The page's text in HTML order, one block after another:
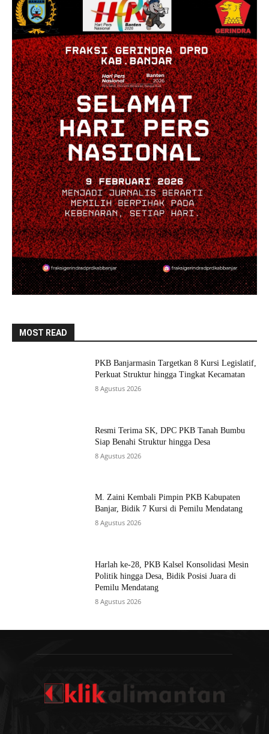
MOST READ
PKB Banjarmasin Targetkan 8 Kursi Legislatif,
Perkuat Struktur hingga Tingkat Kecamatan
8 Agustus 2026
Resmi Terima SK, DPC PKB Tanah Bumbu
Siap Benahi Struktur hingga Desa
8 Agustus 2026
M. Zaini Kembali Pimpin PKB Kabupaten
Banjar, Bidik 7 Kursi di Pemilu Mendatang
8 Agustus 2026
Harlah ke-28, PKB Kalsel Konsolidasi Mesin
Politik hingga Desa, Bidik Posisi Juara di
Pemilu Mendatang
8 Agustus 2026